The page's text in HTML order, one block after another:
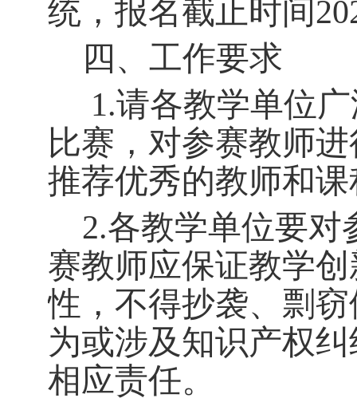
统， 报名截止时间
四、工作要求
1.请各教学单位
比赛，对参赛教师
推荐优秀的教师和
2.各教学单位要对
赛教师应保证教学
性，不得抄袭、剽
为或涉及知识产权
相应责任。